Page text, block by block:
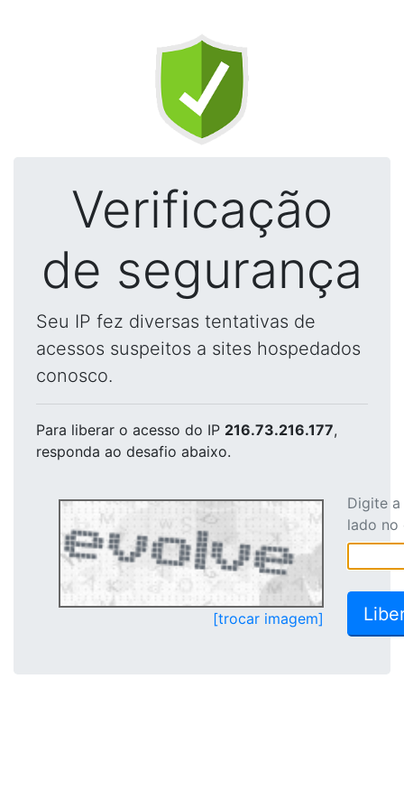
Verificação
de segurança
Seu IP fez diversas tentativas de
acessos suspeitos a sites hospedados
conosco.
Para liberar o acesso do IP 216.73.216.177,
responda ao desafio abaixo.
[trocar imagem]
Digite
lado no